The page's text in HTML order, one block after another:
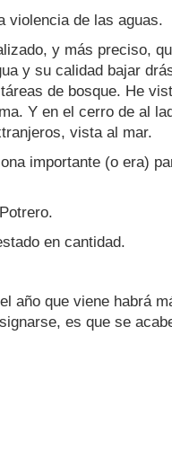
violencia de las aguas.
y más preciso,
y su calidad bajar
de bosque. He
Y en el cerro de al
vista al mar.
importante (o era)
en cantidad.
año que viene habrá
es que se